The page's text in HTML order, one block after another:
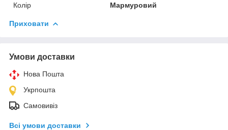
Колір
Мармуровий
Приховати
Умови доставки
Нова Пошта
Укрпошта
Самовивіз
Всі умови доставки